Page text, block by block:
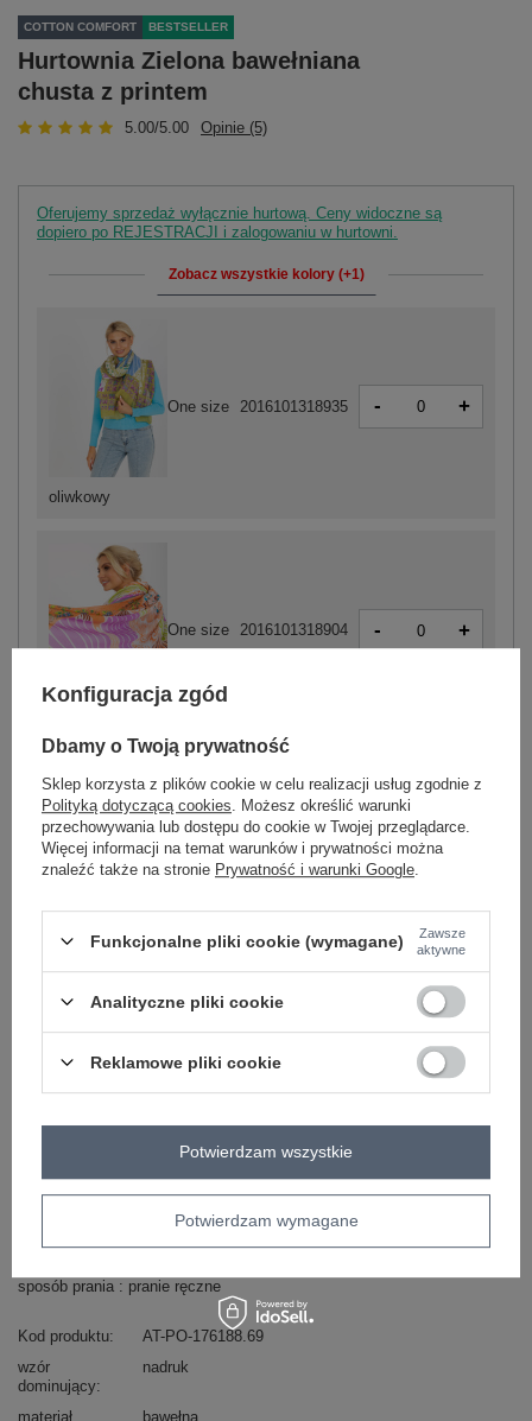
COTTON COMFORT BESTSELLER
Hurtownia Zielona bawełniana
chusta z printem
5.00/5.00 Opinie (5)
Oferujemy sprzedaż wyłącznie hurtową. Ceny widoczne są
dopiero po REJESTRACJI i zalogowaniu w hurtowni.
Zobacz wszystkie kolory (+1)
oliwkowy
One size 2016101318935 - +
One size 2016101318904 - +
koralowy
One size 2016103268702 -
Zobacz wszystkie kolory (+1)
ZALOGUJ SIĘ I ZOBACZ CENĘ
Masz pytanie? Chętnie pomożemy.
Zadzwoń+48 601 547 740 Zadaj pytanie
sposób prania : pranie ręczne
Kod produktu
AT-PO-176188.69
wzór
dominujący
nadruk
materiał
bawełna
Konfiguracja zgód
Dbamy o Twoją prywatność
Sklep korzysta z plików cookie w celu realizacji usług zgodnie z
Polityką dotyczącą cookies . Możesz określić warunki
przechowywania lub dostępu do cookie w Twojej przeglądarce.
Więcej informacji na temat warunków i prywatności można
znaleźć także na stronie Prywatność i warunki Google
Funkcjonalne pliki cookie (wymagane)
Zawsze
aktywne
Analityczne pliki cookie
Reklamowe pliki cookie
Potwierdzam wymagane
Potwierdzam wszystkie